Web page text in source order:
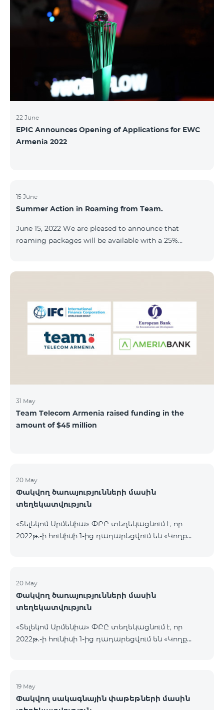
22 June
EPIC Announces Opening of Applications for EWC
Armenia 2022
15 June
Summer Action in Roaming from Team.
June 15, 2022 We are pleased to announce that
roaming packages will be available with a 25%
AMD instead of 6000 AMD, and “Roaming package
500 MB” service for 2625 AMD instead of 3500 AMD.
Our internet packages can be used by our customers
in more than 65 countries - in Europe, the United Arab
Emirates, Egypt
31 May
Team Telecom Armenia raised funding in the
amount of $45 million
20 May
Փակվող ծառայությունների մասին
տեղեկատվություն
«Տելեկոմ Արմենիա» ՓԲԸ տեղեկացնում է, որ
2022թ.-ի հունիսի 1-ից դադարեցվում են «Կողք
երկարացման հնարավորությունը: Ինչպես նաև
դադարեցվում է «Սիրելի համարներ»
ծառայության նոր միացումները և գործողությունը։
20 May
Փակվող ծառայությունների մասին
տեղեկատվություն
«Տելեկոմ Արմենիա» ՓԲԸ տեղեկացնում է, որ
2022թ.-ի հունիսի 1-ից դադարեցվում են «Կողք
երկարացման հնարավորությունը: Ինչպես նաև
դադարեցվում է «Սիրելի համարներ»
19 May
Փակվող սակագնային փաթեթների մասին